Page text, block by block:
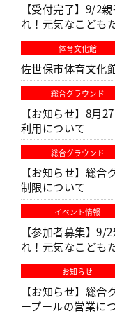
【受付完了】9/2
れ！元気なこども
体育文化館
佐世保市体育文化
総合グラウンド
【お知らせ】8月
利用について
総合グラウンド
【お知らせ】総
制限について
イベント情報
【参加者募集】9/
れ！元気なこども
お知らせ
【お知らせ】総
ープールの営業に